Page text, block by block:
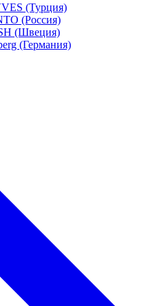
(Турция)
(Россия)
(Швеция)
(Германия)